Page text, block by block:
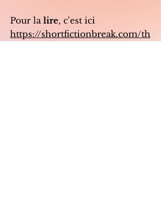
Pour lalire, c'est ici
https://shortfictionbreak.com/th